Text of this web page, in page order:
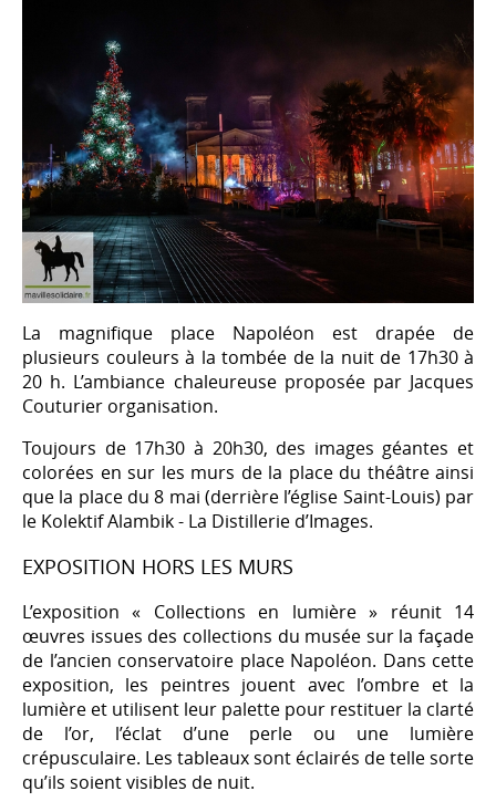
La magnifique place Napoléon est drapée de
plusieurs couleurs à la tombée de la nuit de 17h30 à
20 h. L’ambiance chaleureuse proposée par Jacques
Couturier organisation.
Toujours de 17h30 à 20h30, des images géantes et
colorées en sur les murs de la place du théâtre ainsi
que la place du 8 mai (derrière l’église Saint-Louis) par
le Kolektif Alambik - La Distillerie d’Images.
EXPOSITION HORS LES MURS
L’exposition « Collections en lumière » réunit 14
œuvres issues des collections du musée sur la façade
de l’ancien conservatoire place Napoléon. Dans cette
exposition, les peintres jouent avec l’ombre et la
lumière et utilisent leur palette pour restituer la clarté
de l’or, l’éclat d’une perle ou une lumière
crépusculaire. Les tableaux sont éclairés de telle sorte
qu’ils soient visibles de nuit.